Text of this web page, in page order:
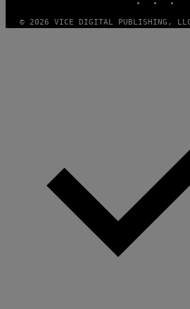
© 2026 VICE DIGITAL PUBLISHING,